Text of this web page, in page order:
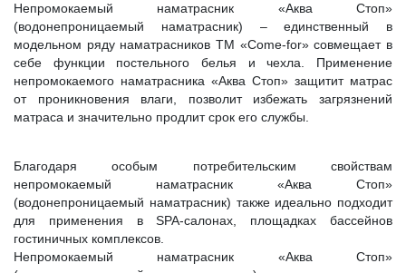
Непромокаемый наматрасник «Аква Стоп»
(водонепроницаемый наматрасник) – единственный в
модельном ряду наматрасников ТМ «Come-for» совмещает в
себе функции постельного белья и чехла. Применение
непромокаемого наматрасника «Аква Стоп» защитит матрас
от проникновения влаги, позволит избежать загрязнений
матраса и значительно продлит срок его службы.
Благодаря особым потребительским свойствам
непромокаемый наматрасник «Аква Стоп»
(водонепроницаемый наматрасник) также идеально подходит
для применения в SPA-салонах, площадках бассейнов
гостиничных комплексов.
Непромокаемый наматрасник «Аква Стоп»